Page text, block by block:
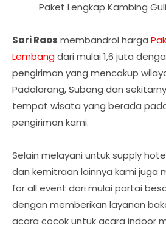
Paket Lengkap Kambing
Sari Raos membandrol harga
Lembangdari mulai 1,6 juta
pengiriman yang mencakup
Padalarang, Subang dan
tempat wisata yang berada
pengiriman kami.
Selain melayani untuk supply
dan kemitraan lainnya kami juga
for all event dari mulai partai
dengan memberikan layanan
acara cocok untuk acara indoor